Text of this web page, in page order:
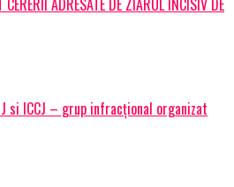
ADRESATE DE ZIARUL INCISIV DE
IJ si ICCJ – grup infracțional organizat